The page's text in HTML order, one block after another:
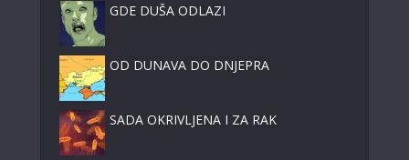
GDE DUŠA ODLAZI
OD DUNAVA DO DNJEPRA
SADA OKRIVLJENA I ZA RAK